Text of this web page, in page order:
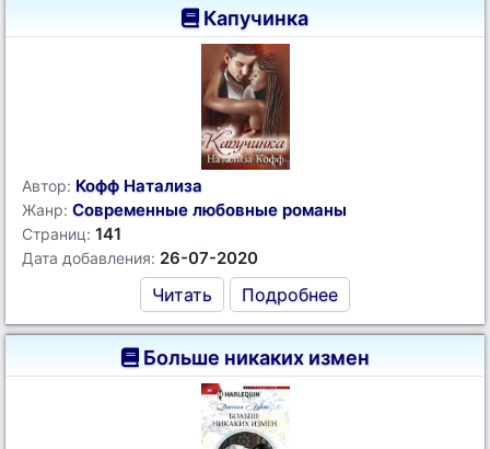
Капучинка
Автор: Кофф Натализа
Жанр: Современные любовные романы
Страниц: 141
Дата добавления: 26-07-2020
Читать Подробнее
Больше никаких измен